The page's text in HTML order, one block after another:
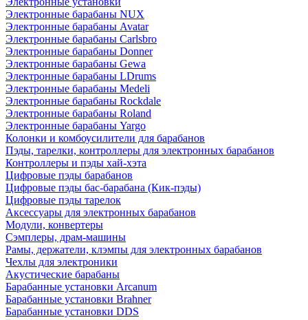
Электронные барабаны NUX
Электронные барабаны Avatar
Электронные барабаны Carlsbro
Электронные барабаны Donner
Электронные барабаны Gewa
Электронные барабаны LDrums
Электронные барабаны Medeli
Электронные барабаны Rockdale
Электронные барабаны Roland
Электронные барабаны Yargo
Колонки и комбоусилители для барабанов
Пэды, тарелки, контроллеры для электронных барабанов
Контроллеры и пэды хай-хэта
Цифровые пэды барабанов
Цифровые пэды бас-барабана (Кик-пэды)
Цифровые пэды тарелок
Аксессуары для электронных барабанов
Модули, конвертеры
Сэмплеры, драм-машины
Рамы, держатели, клэмпы для электронных барабанов
Чехлы для электроники
Акустические барабаны
Барабанные установки Arcanum
Барабанные установки Brahner
Барабанные установки DDS